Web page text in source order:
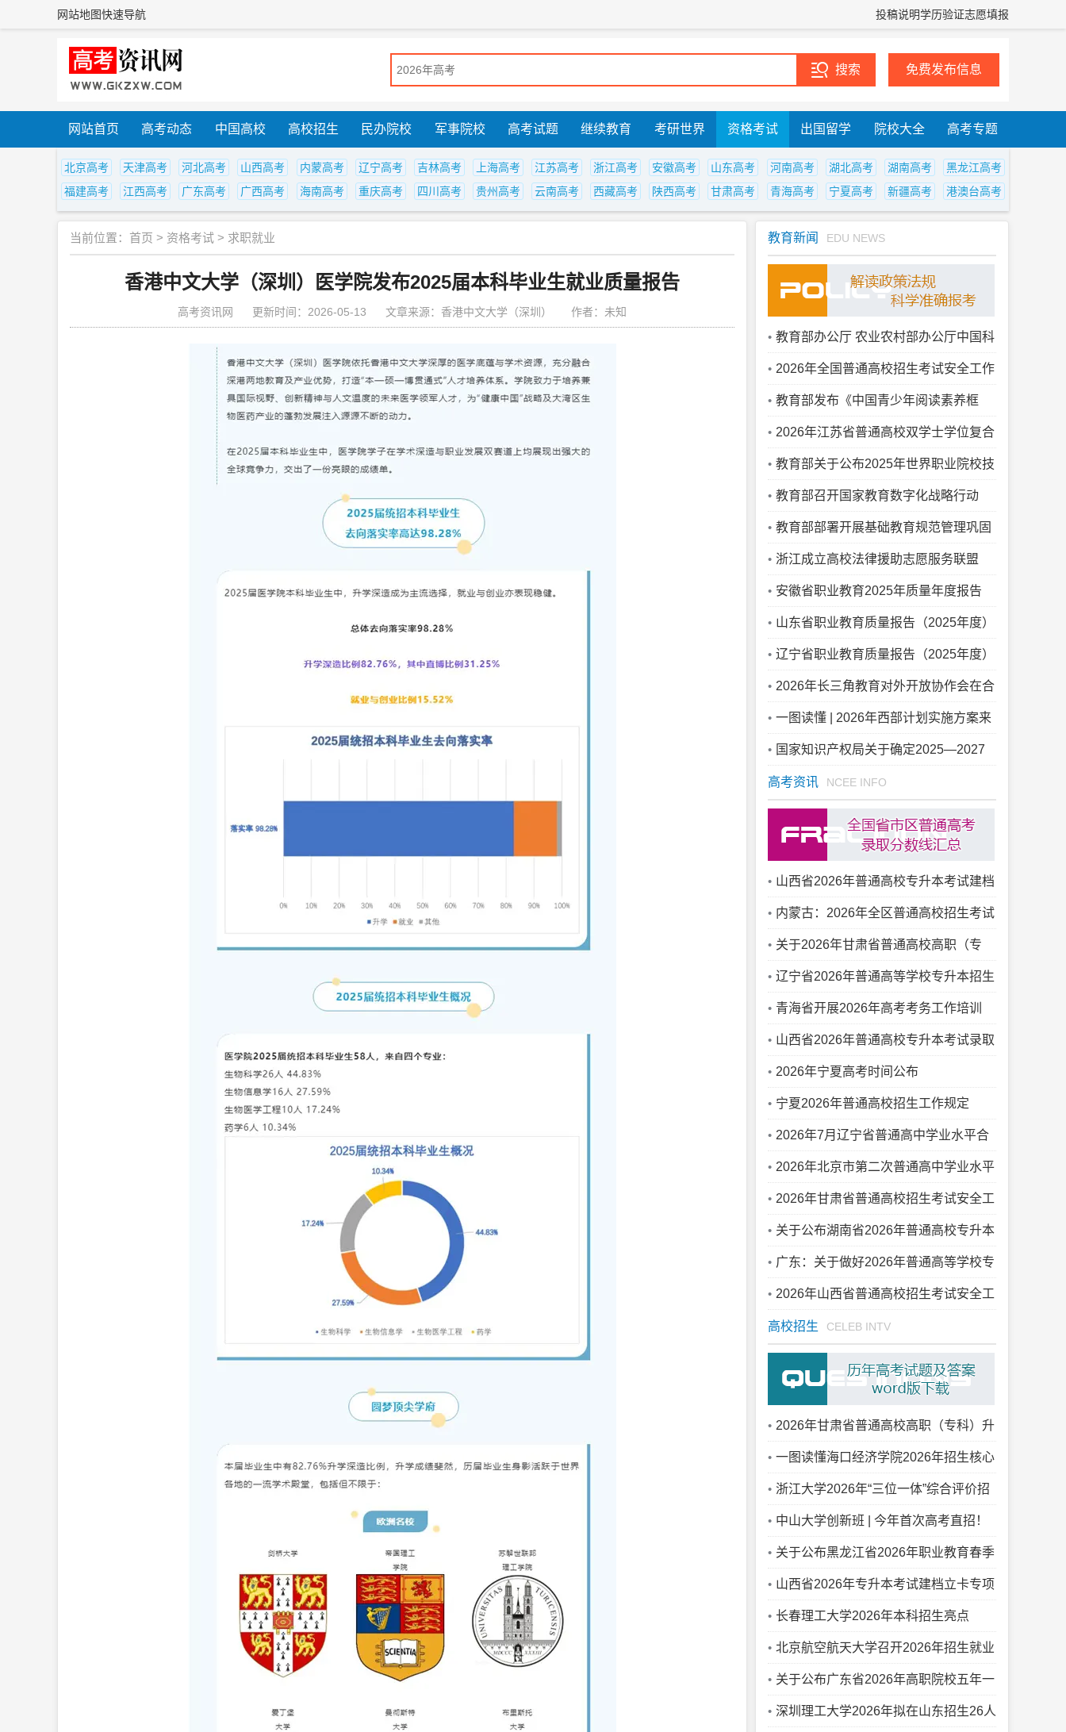
网站地图快速导航 投稿说明学历验证志愿填报
免费发布信息
网站首页 高考动态 中国高校 高校招生 民办院校 军事院校 高考试题 继续教育 考研世界 资格考试 出国留学 院校大全 高考专题
北京高考 天津高考 河北高考 山西高考 内蒙高考 辽宁高考 吉林高考 上海高考 江苏高考 浙江高考 安徽高考 山东高考 河南高考 湖北高考 湖南高考
黑龙江高考
福建高考
江西高考 广东高考 广西高考 海南高考 重庆高考 四川高考 贵州高考 云南高考 西藏高考 陕西高考 甘肃高考 青海高考 宁夏高考 新疆高考 港澳台高考
当前位置： 首页 > 资格考试 > 求职就业
香港中文大学（深圳）医学院发布2025届本科毕业生就业质量报告
高考资讯网 更新时间：2026-05-13 文章来源：香港中文大学（深圳） 作者：未知
教育新闻 EDU NEWS
教育部办公厅 农业农村部办公厅中国科
协办公厅关于公布通过2025年质量监测
的农业专业学位研究生培养单位和科技小
院名单的通知
2026年全国普通高校招生考试安全工作
视频会议召开
教育部发布《中国青少年阅读素养框
架》教育行业标准
2026年江苏省普通高校双学士学位复合
型人才培养项目和联合学士学位培养项目
公示
教育部关于公布2025年世界职业院校技
能大赛获奖名单的通知
教育部召开国家教育数字化战略行动
2026年部署会，全面深入推动“人工智能
+教育”
教育部部署开展基础教育规范管理巩固
年行动
浙江成立高校法律援助志愿服务联盟
安徽省职业教育2025年质量年度报告
山东省职业教育质量报告（2025年度）
辽宁省职业教育质量报告（2025年度）
2026年长三角教育对外开放协作会在合
肥举办
一图读懂 | 2026年西部计划实施方案来
啦国家知识产权局关于确定2025—2027
年国家知识产权强国建设示范创建对象的
通知
高考资讯 NCEE INFO
山西省2026年普通高校专升本考试建档
立卡专项批院校征集志愿公告（一）
内蒙古：2026年全区普通高校招生考试
安全工作视频会议召开
关于2026年甘肃省普通高校高职（专
科）升本科统一考试成绩查询和志愿填报
等有关事宜的公告
辽宁省2026年普通高等学校专升本招生
考试网上填报志愿须知
青海省开展2026年高考考务工作培训
山西省2026年普通高校专升本考试录取
咨询电话开通
2026年宁夏高考时间公布
宁夏2026年普通高校招生工作规定
2026年7月辽宁省普通高中学业水平合
格性考试报名工作即将开始
2026年北京市第二次普通高中学业水平
合格性考试网上报考
2026年甘肃省普通高校招生考试安全工
作视频会议召开
关于公布湖南省2026年普通高校专升本
招生考试成绩的公告
广东：关于做好2026年普通高等学校专
升本考试招生志愿填报工作的通知
2026年山西省普通高校招生考试安全工
作视频会议召开
高校招生 CELEB INTV
2026年甘肃省普通高校高职（专科）升
本科统一考试招生录取控制分数线
一图读懂海口经济学院2026年招生核心
亮点
浙江大学2026年“三位一体”综合评价招
生报名系统操作指南
中山大学创新班 | 今年首次高考直招！
网络空间安全学院“鸿网创新班”等你来
关于公布黑龙江省2026年职业教育春季
高考高职（专科）批次最后一次征集志愿
投档分数线的通知
山西省2026年专升本考试建档立卡专项
批各专业大类（专业）录取最低控制分数
线
长春理工大学2026年本科招生亮点
北京航空航天大学召开2026年招生就业
工作会
关于公布广东省2026年高职院校五年一
贯制单独招生考试录取最低分数线的通知
深圳理工大学2026年拟在山东招生26人